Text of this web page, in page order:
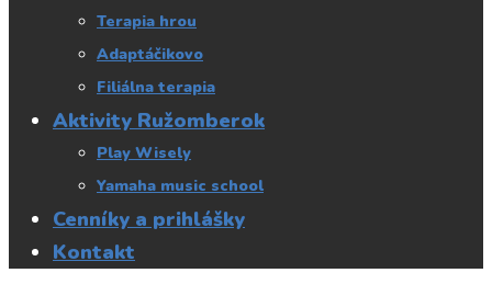
Terapia hrou
Adaptáčikovo
Filiálna terapia
Aktivity Ružomberok
Play Wisely
Yamaha music school
Cenníky a prihlášky
Kontakt